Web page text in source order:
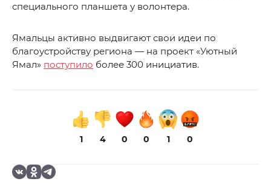
специального планшета у волонтера.
Ямальцы активно выдвигают свои идеи по
благоустройству региона — на проект «Уютный
Ямал» поступило более 300 инициатив.
1 4 0 0 1 0